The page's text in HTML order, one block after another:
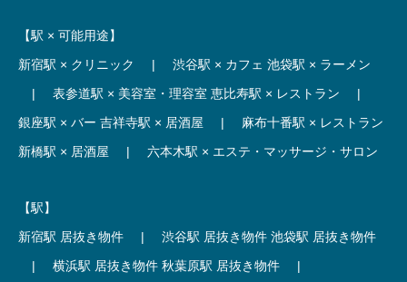
【駅 × 可能用途】
新宿駅 × クリニック
| 渋谷駅 × カフェ 池袋駅 × ラーメン
|
表参道駅 × 美容室・理容室 恵比寿駅 × レストラン
|
銀座駅 × バー 吉祥寺駅 × 居酒屋 |
麻布十番駅 × レストラン
新橋駅 × 居酒屋
| 六本木駅 × エステ・マッサージ・サロン
【駅】
新宿駅 居抜き物件
| 渋谷駅 居抜き物件 池袋駅 居抜き物件
|
横浜駅 居抜き物件 秋葉原駅 居抜き物件
|